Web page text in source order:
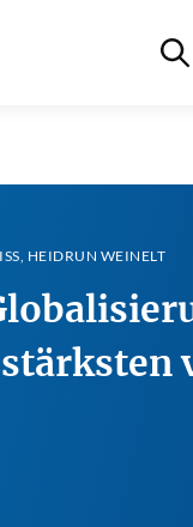
HEIDRUN WEINELT